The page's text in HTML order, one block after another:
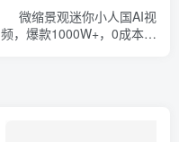
微缩景观迷你小人国AI视
频，爆款1000W+，0成本制